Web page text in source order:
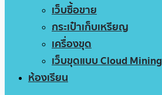
เว็บซื้อขาย
กระเป๋าเก็บเหรียญ
เครื่องขุด
เว็บขุดแบบ Cloud Mining
ห้องเรียน